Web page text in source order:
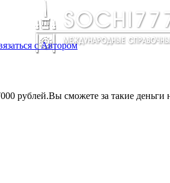
с Автором
рублей.Вы сможете за такие деньги